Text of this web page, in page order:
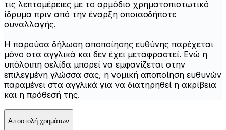
τις λεπτομέρειες με το αρμόδιο χρηματοπιστωτικό
ίδρυμα πριν από την έναρξη οποιασδήποτε
συναλλαγής.
Η παρούσα δήλωση αποποίησης ευθύνης παρέχεται
μόνο στα αγγλικά και δεν έχει μεταφραστεί. Ενώ η
υπόλοιπη σελίδα μπορεί να εμφανίζεται στην
επιλεγμένη γλώσσα σας, η νομική αποποίηση ευθυνών
παραμένει στα αγγλικά για να διατηρηθεί η ακρίβεια
και η πρόθεσή της.
Αποστολή χρημάτων